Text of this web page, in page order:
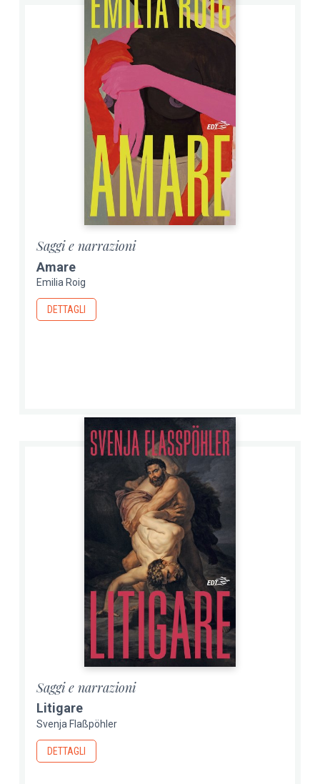
Saggi e narrazioni
Amare
Emilia Roig
DETTAGLI
Saggi e narrazioni
Litigare
Svenja Flaßpöhler
DETTAGLI